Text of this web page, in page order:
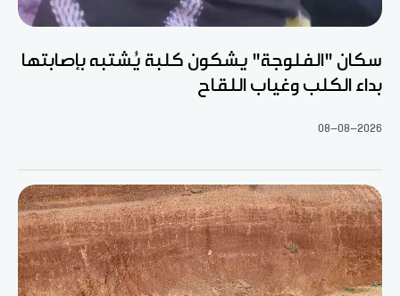
سكان "الفلوجة" يشكون كلبة يُشتبه بإصابتها
بداء الكلب وغياب اللقاح
08-08-2026